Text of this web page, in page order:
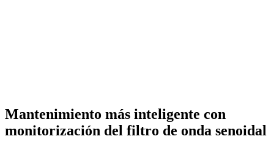
Mantenimiento más inteligente con
monitorización del filtro de onda senoidal